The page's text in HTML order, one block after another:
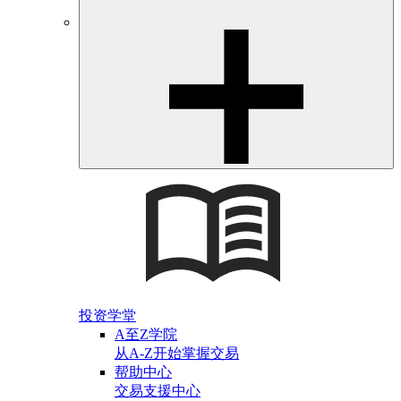
投资学堂
A至Z学院
从A-Z开始掌握交易
帮助中心
交易支援中心